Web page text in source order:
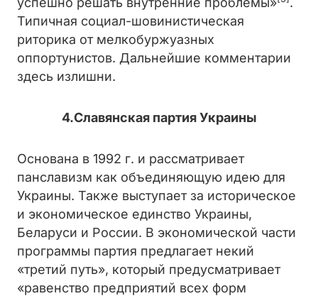
Типичная социал-шовинистическая
риторика от мелкобуржуазных
оппортунистов. Дальнейшие комментарии
здесь излишни.
4.Славянская партия Украины
Основана в 1992 г. и рассматривает
панславизм как объединяющую идею для
Украины. Также выступает за историческое
и экономическое единство Украины,
Беларуси и России. В экономической части
программы партия предлагает некий
«третий путь», который предусматривает
«равенство предприятий всех форм